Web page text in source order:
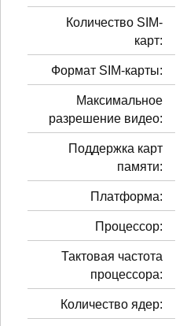
Количество SIM-
карт:
Формат SIM-карты:
Максимальное
разрешение видео:
Поддержка карт
памяти:
Платформа:
Процессор:
Тактовая частота
процессора:
Количество ядер: